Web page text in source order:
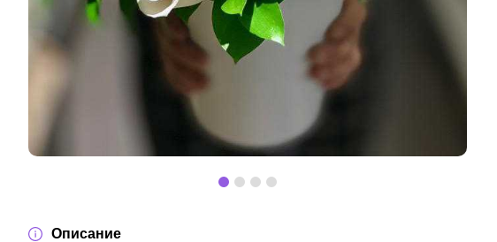
Описание